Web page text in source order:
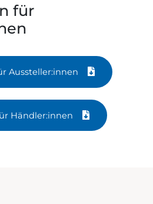
für
Aussteller:innen
Händler:innen